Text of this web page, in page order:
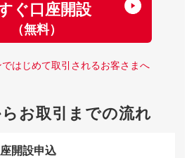
ぐ口座開設
（無料）
はじめて取引されるお客さまへ
らお取引までの流れ
開設申込